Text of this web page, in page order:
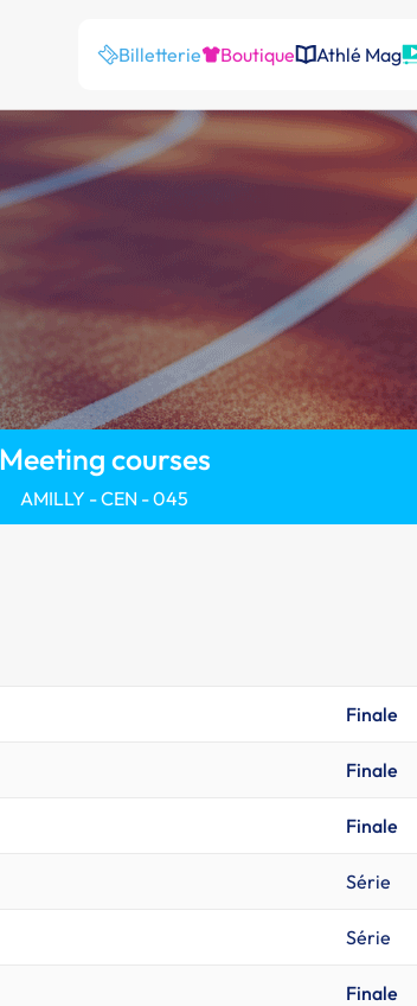
Billetterie Boutique Athlé Mag
Meeting courses
AMILLY - CEN - 045
Finale
Finale
Finale
Série
Série
Finale